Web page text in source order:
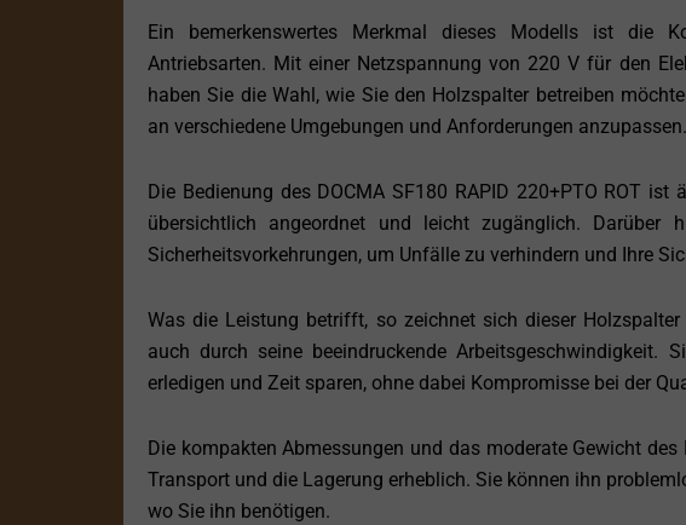
Ein bemerkenswertes Merkmal dieses Modells ist die
Antriebsarten. Mit einer Netzspannung von 220 V für den
haben Sie die Wahl, wie Sie den Holzspalter betreiben
an verschiedene Umgebungen und Anforderungen anzupassen.
Die Bedienung des DOCMA SF180 RAPID 220+PTO ROT
übersichtlich angeordnet und leicht zugänglich. Darüber
Sicherheitsvorkehrungen, um Unfälle zu verhindern und Ihre
Was die Leistung betrifft, so zeichnet sich dieser
auch durch seine beeindruckende Arbeitsgeschwindigkeit.
erledigen und Zeit sparen, ohne dabei Kompromisse bei der
Die kompakten Abmessungen und das moderate Gewicht des
Transport und die Lagerung erheblich. Sie können ihn
wo Sie ihn benötigen.